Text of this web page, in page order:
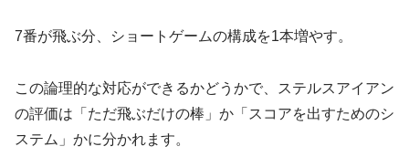
7番が飛ぶ分、ショートゲームの構成を1本増やす。
この論理的な対応ができるかどうかで、ステルスアイアン
の評価は「ただ飛ぶだけの棒」か「スコアを出すためのシ
ステム」かに分かれます。